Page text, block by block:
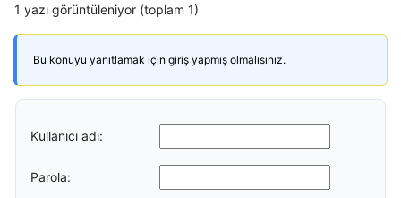
1 yazı görüntüleniyor (toplam 1)
Bu konuyu yanıtlamak için giriş yapmış olmalısınız.
Kullanıcı adı:
Parola: